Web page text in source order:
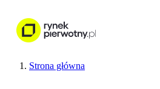
Strona główna